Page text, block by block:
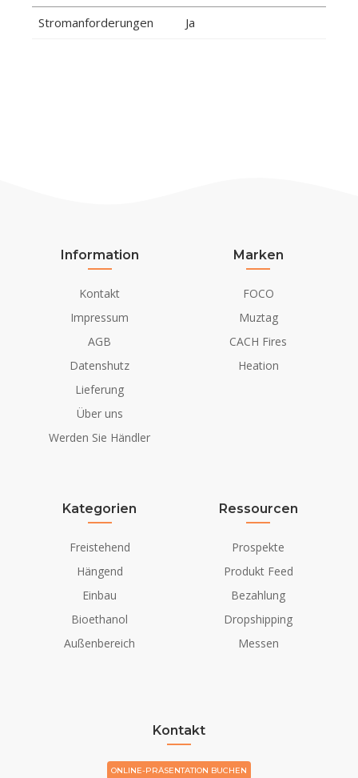
Stromanforderungen Ja
Information
Kontakt
Impressum
AGB
Datenshutz
Lieferung
Über uns
Werden Sie Händler
Marken
FOCO
Muztag
CACH Fires
Heation
Kategorien
Freistehend
Hängend
Einbau
Bioethanol
Außenbereich
Ressourcen
Prospekte
Produkt Feed
Bezahlung
Dropshipping
Messen
Kontakt
ONLINE-PRÄSENTATION BUCHEN